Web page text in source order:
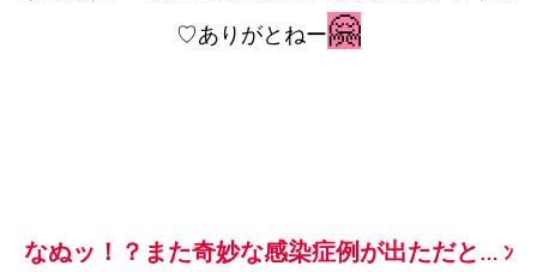
♡ありがとねー🤗
なぬッ！？また奇妙な感染症例が出ただと … ﾝ